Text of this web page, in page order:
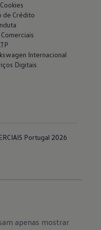
de Crédito
Internacional
Digitais
Portugal 2026
apenas mostrar